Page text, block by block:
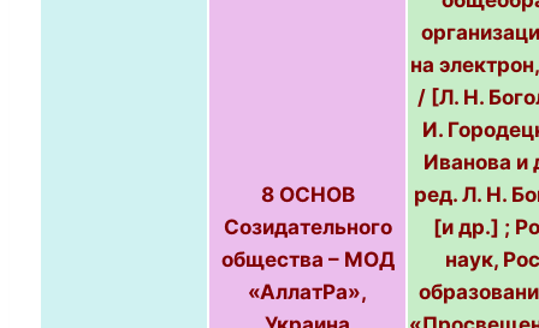
8 ОСНОВ
Созидательного
общества – МОД
«АллатРа»,
на
/ [Л. Н.
И.
Иванова и
ред. Л. Н.
[и др.] ;
наук,